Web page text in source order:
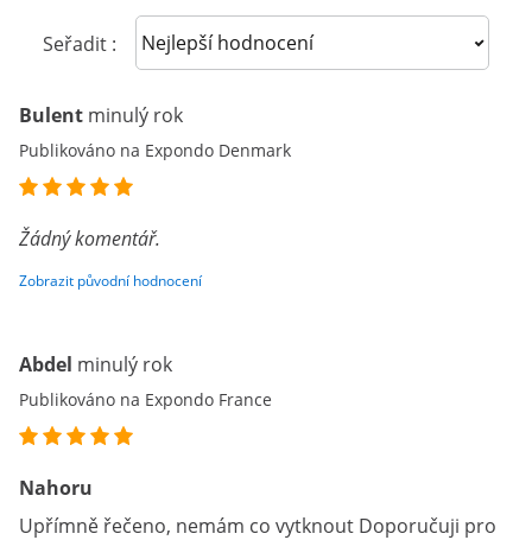
Seřadit : Sort reviews
Bulent minulý rok
Publikováno na Expondo Denmark
Žádný komentář.
Zobrazit původní hodnocení
Abdel minulý rok
Publikováno na Expondo France
Nahoru
Upřímně řečeno, nemám co vytknout Doporučuji pro